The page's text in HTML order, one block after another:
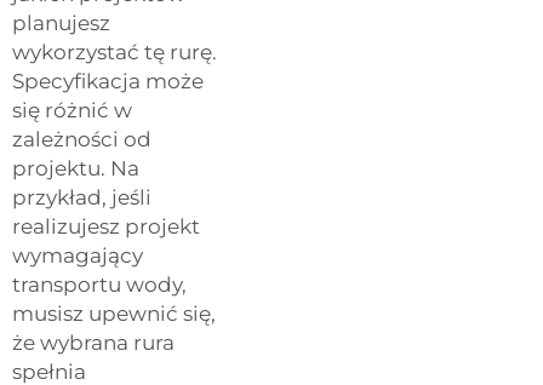
planujesz
wykorzystać tę rurę.
Specyfikacja może
się różnić w
zależności od
projektu. Na
przykład, jeśli
realizujesz projekt
wymagający
transportu wody,
musisz upewnić się,
że wybrana rura
spełnia